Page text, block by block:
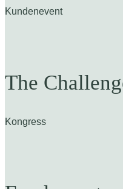
Kundenevent
The
Kongress